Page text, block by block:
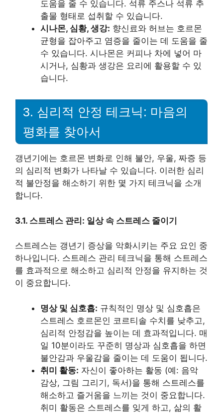
도움을 줄 수 있습니다. 석류 주스나 석류 추
출물 형태로 섭취할 수 있습니다.
시나몬, 심황, 생강: 향신료와 허브는 호르몬
균형을 잡아주고 염증을 줄이는 데 도움을 줄
수 있습니다. 시나몬은 커피나 차에 넣어 마
시거나, 심황과 생강은 요리에 활용할 수 있
습니다.
3. 심리적 안정 테크닉: 마음의
평화를 찾아서
갱년기에는 호르몬 변화로 인해 불안, 우울, 짜증 등
의 심리적 변화가 나타날 수 있습니다. 이러한 심리
적 불안정을 해소하기 위한 몇 가지 테크닉을 소개
합니다.
3.1. 스트레스 관리: 일상 속 스트레스 줄이기
스트레스는 갱년기 증상을 악화시키는 주요 요인 중
하나입니다. 스트레스 관리 테크닉을 통해 스트레스
를 효과적으로 해소하고 심리적 안정을 유지하는 것
이 중요합니다.
명상 및 심호흡: 규칙적인 명상 및 심호흡은
스트레스 호르몬인 코르티솔 수치를 낮추고,
심리적 안정감을 높이는 데 효과적입니다. 매
일 10분이라도 꾸준히 명상과 심호흡을 하면
불안감과 우울감을 줄이는 데 도움이 됩니다.
취미 활동: 자신이 좋아하는 활동 (예: 음악
감상, 그림 그리기, 독서)을 통해 스트레스를
해소하고 즐거움을 느끼는 것이 중요합니다.
취미 활동은 스트레스를 잊게 하고, 삶의 활